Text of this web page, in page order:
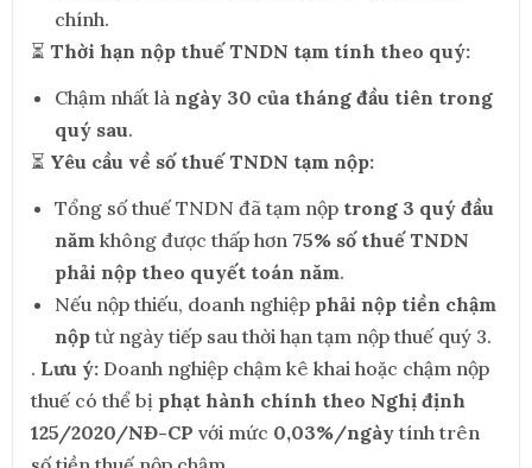
chính.
⏳ Thời hạn nộp thuế TNDN tạm tính theo quý:
Chậm nhất là ngày 30 của tháng đầu tiên trong
quý sau.
⏳ Yêu cầu về số thuế TNDN tạm nộp:
Tổng số thuế TNDN đã tạm nộp trong 3 quý đầu
năm không được thấp hơn 75% số thuế TNDN
phải nộp theo quyết toán năm.
Nếu nộp thiếu, doanh nghiệp phải nộp tiền chậm
nộp từ ngày tiếp sau thời hạn tạm nộp thuế quý 3.
. Lưu ý: Doanh nghiệp chậm kê khai hoặc chậm nộp
thuế có thể bị phạt hành chính theo Nghị định
125/2020/NĐ-CP với mức 0,03%/ngày tính trên